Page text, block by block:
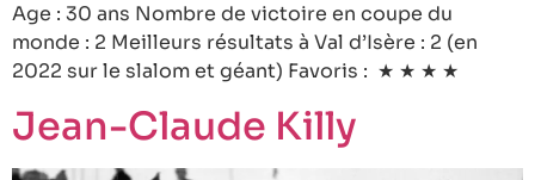
Age : 30 ans Nombre de victoire en coupe du
monde : 2 Meilleurs résultats à Val d’Isère : 2 (en
2022 sur le slalom et géant) Favoris : ★ ★ ★ ★
Jean-Claude Killy